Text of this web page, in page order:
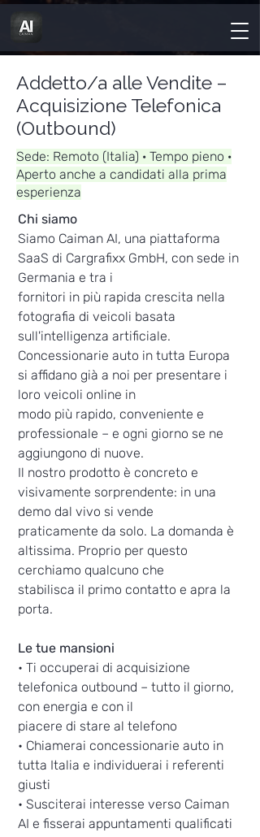
Addetto/a alle Vendite –
Acquisizione Telefonica
(Outbound)
Sede: Remoto (Italia) · Tempo pieno ·
Aperto anche a candidati alla prima
esperienza
Chi siamo
Siamo Caiman AI, una piattaforma
SaaS di Cargrafixx GmbH, con sede in
Germania e tra i
fornitori in più rapida crescita nella
fotografia di veicoli basata
sull'intelligenza artificiale.
Concessionarie auto in tutta Europa
si affidano già a noi per presentare i
loro veicoli online in
modo più rapido, conveniente e
professionale – e ogni giorno se ne
aggiungono di nuove.
Il nostro prodotto è concreto e
visivamente sorprendente: in una
demo dal vivo si vende
praticamente da solo. La domanda è
altissima. Proprio per questo
cerchiamo qualcuno che
stabilisca il primo contatto e apra la
porta.
Le tue mansioni
• Ti occuperai di acquisizione
telefonica outbound – tutto il giorno,
con energia e con il
piacere di stare al telefono
• Chiamerai concessionarie auto in
tutta Italia e individuerai i referenti
giusti
• Susciterai interesse verso Caiman
AI e fisserai appuntamenti qualificati